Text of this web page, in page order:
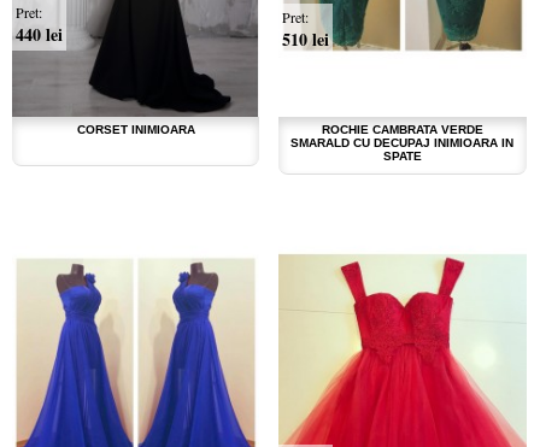
CORSET INIMIOARA
Pret:
440 lei
ROCHIE CAMBRATA VERDE
SMARALD CU DECUPAJ INIMIOARA IN
SPATE
Pret:
510 lei